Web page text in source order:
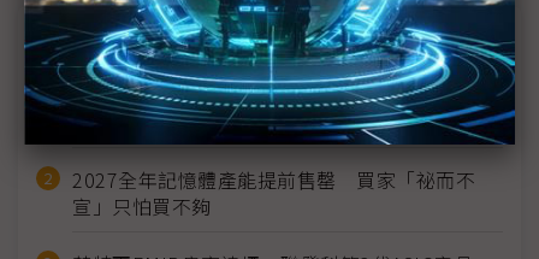
近７天熱門報導
MLCC訂單過熱、出貨比創高 村田示警全球AI基
建熱潮將趨緩
2027全年記憶體產能提前售罄 買家「祕而不
宣」只怕買不夠